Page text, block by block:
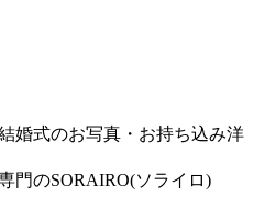
婚式のお写真・お持ち込み洋
門のSORAIRO(ソライロ)